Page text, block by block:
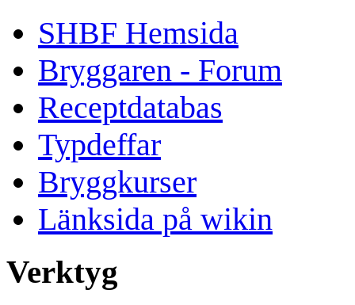
SHBF Hemsida
Bryggaren - Forum
Receptdatabas
Typdeffar
Bryggkurser
Länksida på wikin
Verktyg